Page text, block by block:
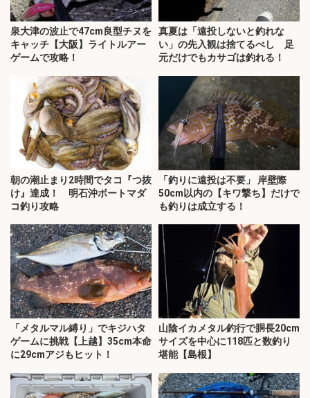
泉大津の波止で47cm良型チヌを
キャッチ【大阪】ライトルアー
ゲームで攻略！
真夏は「遠投しないと釣れな
い」の先入観は捨てるべし 足
元だけでもカサゴは釣れる！
朝の潮止まり2時間でタコ『つ抜
け』達成！ 明石沖ボートマダ
コ釣り攻略
「釣りに遠投は不要」 岸壁際
50cm以内の【キワ撃ち】だけで
も釣りは成立する！
「メタルマル縛り」でキジハタ
ゲームに挑戦【上越】35cm本命
に29cmアジもヒット！
山陰イカメタル釣行で胴長20cm
サイズを中心に118匹と数釣り
堪能【島根】